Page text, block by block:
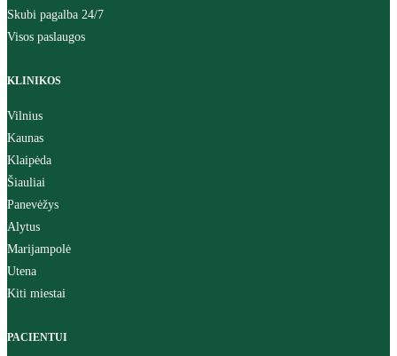
Skubi pagalba 24/7
Visos paslaugos
KLINIKOS
Vilnius
Kaunas
Klaipėda
Šiauliai
Panevėžys
Alytus
Marijampolė
Utena
Kiti miestai
PACIENTUI